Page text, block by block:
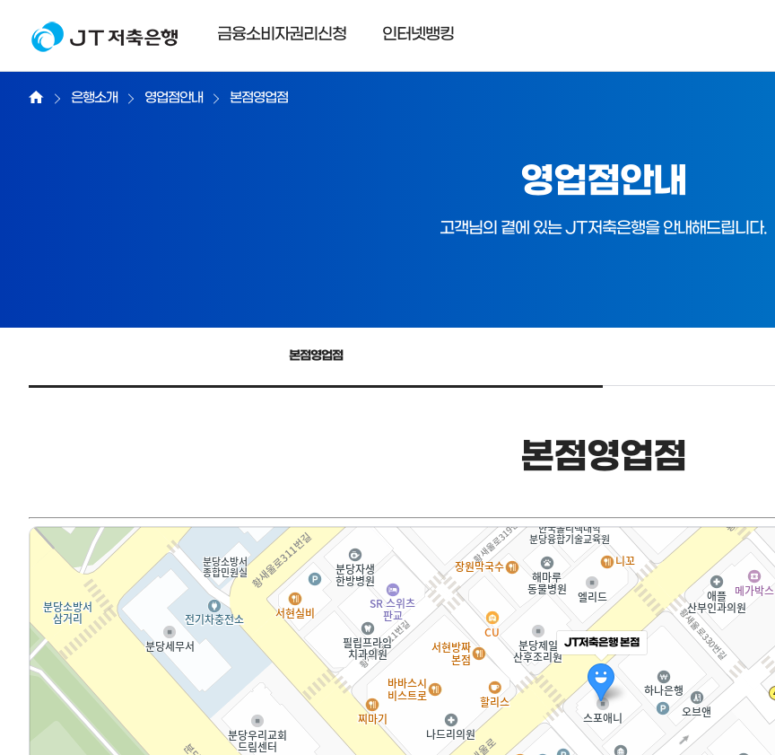
금융소비자권리신청 인터넷뱅킹
은행소개 영업점안내 본점영업점
영업점안내
고객님의 곁에 있는 JT저축은행을 안내해드립니다.
본점영업점
본점영업점
JT저축은행 본점